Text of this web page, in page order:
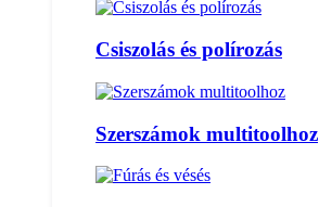
Csiszolás és polírozás
Szerszámok multitoolhoz